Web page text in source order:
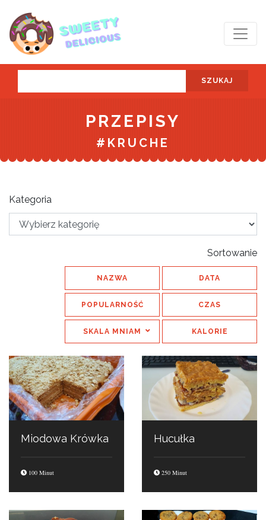
SZUKAJ
PRZEPISY
#KRUCHE
Kategoria
Sortowanie
NAZWA DATA
POPULARNOŚĆ CZAS
SKALA MNIAM KALORIE
Miodowa Krówka
100 Minut
Hucułka
250 Minut